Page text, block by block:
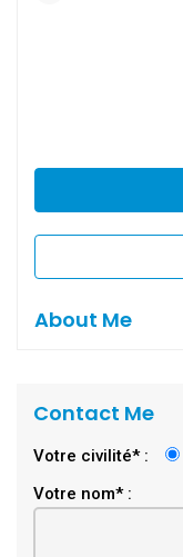
About Me
Contact Me
Votre civilité* :
Votre nom* :